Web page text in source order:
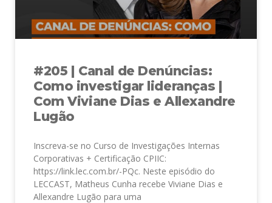
#205 | Canal de Denúncias:
Como investigar lideranças |
Com Viviane Dias e Allexandre
Lugão
Inscreva-se no Curso de Investigações Internas
Corporativas + Certificação CPIIC:
https://link.lec.com.br/-PQc. Neste episódio do
LECCAST, Matheus Cunha recebe Viviane Dias e
Allexandre Lugão para uma